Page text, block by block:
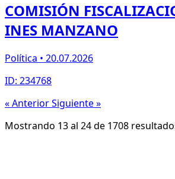
COMISIÓN
INES MANZANO
Política • 20.07.2026
ID: 234768
« AnteriorSiguiente »
Mostrando 13al 24de 1708